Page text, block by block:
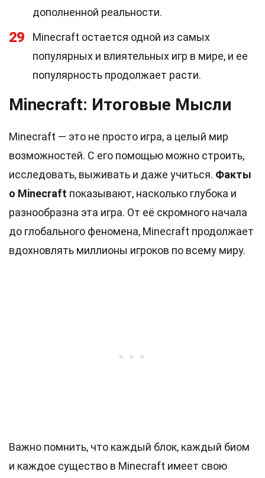
дополненной реальности.
29
Minecraft остается одной из самых
популярных и влиятельных игр в мире, и ее
популярность продолжает расти.
Minecraft: Итоговые Мысли
Minecraft — это не просто игра, а целый мир
возможностей. С его помощью можно строить,
исследовать, выживать и даже учиться. Факты
о Minecraft показывают, насколько глубока и
разнообразна эта игра. От её скромного начала
до глобального феномена, Minecraft продолжает
вдохновлять миллионы игроков по всему миру.
Важно помнить, что каждый блок, каждый биом
и каждое существо в Minecraft имеет свою